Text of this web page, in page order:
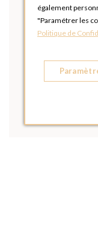
également
"Paramétrer les
Politique de